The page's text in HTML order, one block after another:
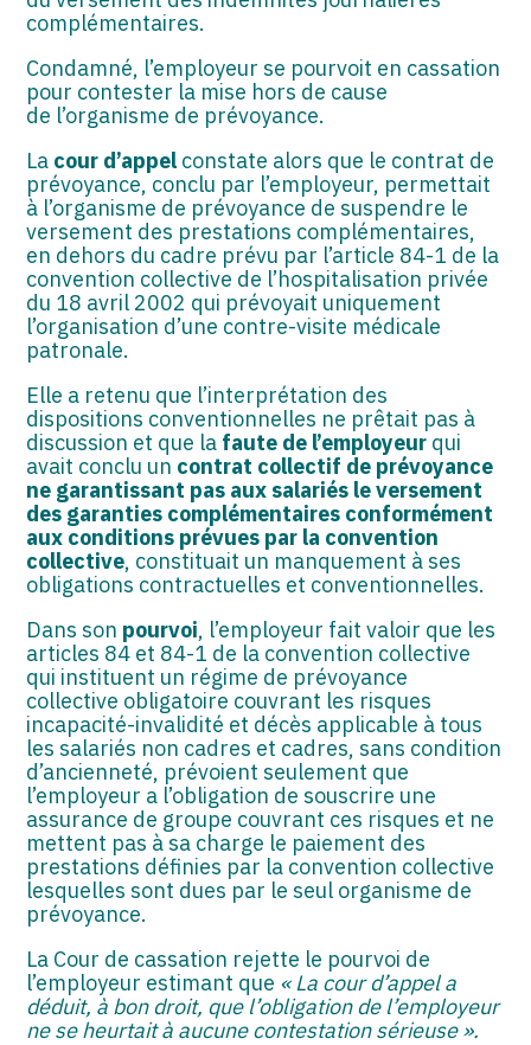
complémentaires.
Condamné, l’employeur se pourvoit en cassation
pour contester la mise hors de cause
de l’organisme de prévoyance.
La cour d’appel constate alors que le contrat de
prévoyance, conclu par l’employeur, permettait
à l’organisme de prévoyance de suspendre le
versement des prestations complémentaires,
en dehors du cadre prévu par l’article 84-1 de la
convention collective de l’hospitalisation privée
du 18 avril 2002 qui prévoyait uniquement
l’organisation d’une contre-visite médicale
patronale.
Elle a retenu que l’interprétation des
dispositions conventionnelles ne prêtait pas à
discussion et que la faute de l’employeur qui
avait conclu un contrat collectif de prévoyance
ne garantissant pas aux salariés le versement
des garanties complémentaires conformément
aux conditions prévues par la convention
collective, constituait un manquement à ses
obligations contractuelles et conventionnelles.
Dans son pourvoi, l’employeur fait valoir que les
articles 84 et 84-1 de la convention collective
qui instituent un régime de prévoyance
collective obligatoire couvrant les risques
incapacité-invalidité et décès applicable à tous
les salariés non cadres et cadres, sans condition
d’ancienneté, prévoient seulement que
l’employeur a l’obligation de souscrire une
assurance de groupe couvrant ces risques et ne
mettent pas à sa charge le paiement des
prestations définies par la convention collective
lesquelles sont dues par le seul organisme de
prévoyance.
La Cour de cassation rejette le pourvoi de
l’employeur estimant que « La cour d’appel a
déduit, à bon droit, que l’obligation de l’employeur
ne se heurtait à aucune contestation sérieuse ».